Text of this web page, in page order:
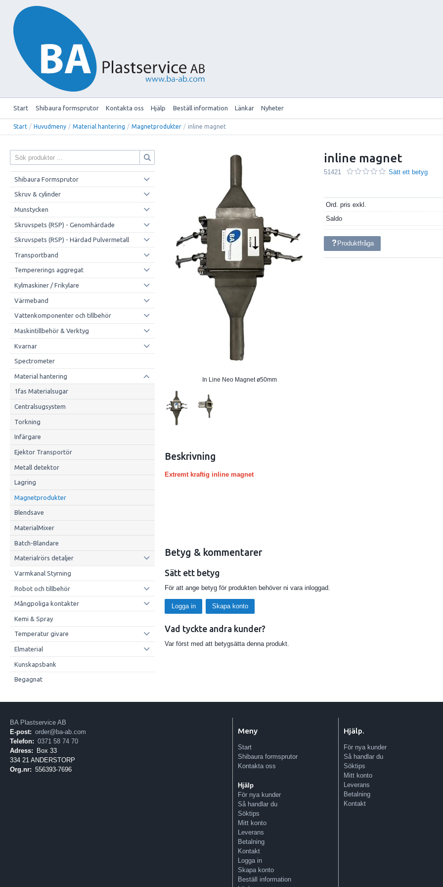
Start Shibaura formsprutor Kontakta oss Hjälp Beställ information Länkar Nyheter
Start / Huvudmeny / Material hantering / Magnetprodukter / inline magnet
Shibaura Formsprutor
Skruv & cylinder
Munstycken
Skruvspets (RSP) - Genomhärdade
Skruvspets (RSP) - Härdad Pulvermetall
Transportband
Tempererings aggregat
Kylmaskiner / Frikylare
Värmeband
Vattenkomponenter och tillbehör
Maskintillbehör & Verktyg
Kvarnar
Spectrometer
Material hantering
1fas Materialsugar
Centralsugsystem
Torkning
Infärgare
Ejektor Transportör
Metall detektor
Lagring
Magnetprodukter
Blendsave
MaterialMixer
Batch-Blandare
Materialrörs detaljer
Varmkanal Styrning
Robot och tillbehör
Mångpoliga kontakter
Kemi & Spray
Temperatur givare
Elmaterial
Kunskapsbank
Begagnat
In Line Neo Magnet ø50mm
inline magnet
51421 Sätt ett betyg
Ord. pris exkl.
Saldo
Produktfråga
Beskrivning
Extremt kraftig inline magnet
Betyg & kommentarer
Sätt ett betyg
För att ange betyg för produkten behöver ni vara inloggad.
Logga in Skapa konto
Vad tyckte andra kunder?
Var först med att betygsätta denna produkt.
BA Plastservice AB
E-post: order@ba-ab.com
Telefon: 0371 58 74 70
Adress:
Box 33
334 21 ANDERSTORP
Org.nr: 556393-7696
Meny
Start
Shibaura formsprutor
Kontakta oss
Hjälp
För nya kunder
Så handlar du
Söktips
Mitt konto
Leverans
Betalning
Kontakt
Logga in
Skapa konto
Beställ information
Hjälp.
För nya kunder
Så handlar du
Söktips
Mitt konto
Leverans
Betalning
Kontakt